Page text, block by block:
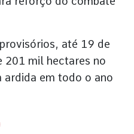
até 19 de
201 mil hectares no
ardida em todo o ano